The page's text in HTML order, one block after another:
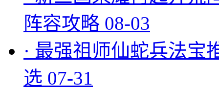
阵容攻略 08-03
· 最强祖师仙蛇兵法宝
选 07-31